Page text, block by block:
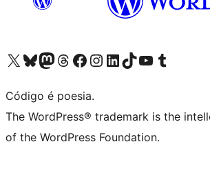
Visite a nossa conta X (antigo Twitter)
Visit our Bluesky account
Visit our Mastodon account
Visit our Threads account
Visite a nossa página do Facebook
Visite a nossa conta no Instagram
Visite a nossa conta no LinkedIn
Visit our TikTok account
Visit our YouTube channel
Visit our Tumblr account
Código é poesia.
The WordPress® trademark is the
of the WordPress Foundation.